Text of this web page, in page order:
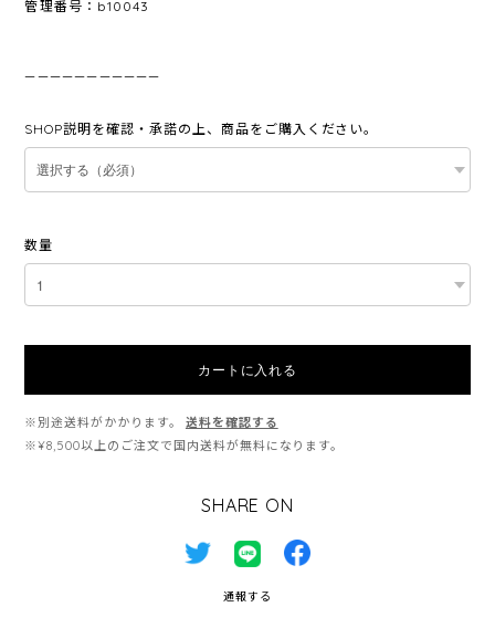
管理番号：b10043
———————————
SHOP説明を確認・承諾の上、商品をご購入ください。
数量
カートに入れる
※別途送料がかかります。
送料を確認する
※¥8,500以上のご注文で国内送料が無料になります。
SHARE ON
通報する